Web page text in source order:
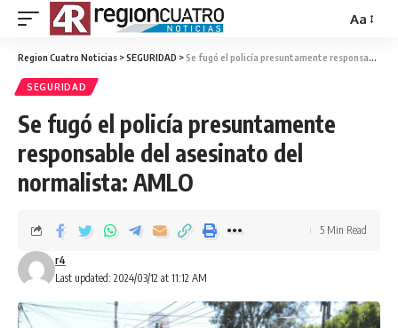
Aa
Region Cuatro Noticias >SEGURIDAD >Se fugó el policía presuntamente responsable del asesinato del normalista: AMLO
SEGURIDAD
Se fugó el policía presuntamente
responsable del asesinato del
normalista: AMLO
Last updated: 2024/03/12 at 11:12 AM
r4
5 Min Read